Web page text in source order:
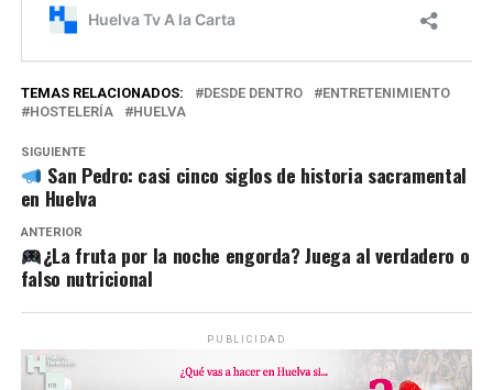
TEMAS RELACIONADOS: DESDE DENTRO
ENTRETENIMIENTO
HOSTELERÍA
HUELVA
SIGUIENTE
San Pedro: casi cinco siglos de historia sacramental
en Huelva
ANTERIOR
¿La fruta por la noche engorda? Juega al verdadero o
falso nutricional
PUBLICIDAD